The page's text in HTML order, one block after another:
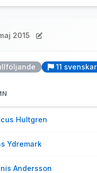
2015
11 svenskar
Hultgren
Ydremark
Andersson